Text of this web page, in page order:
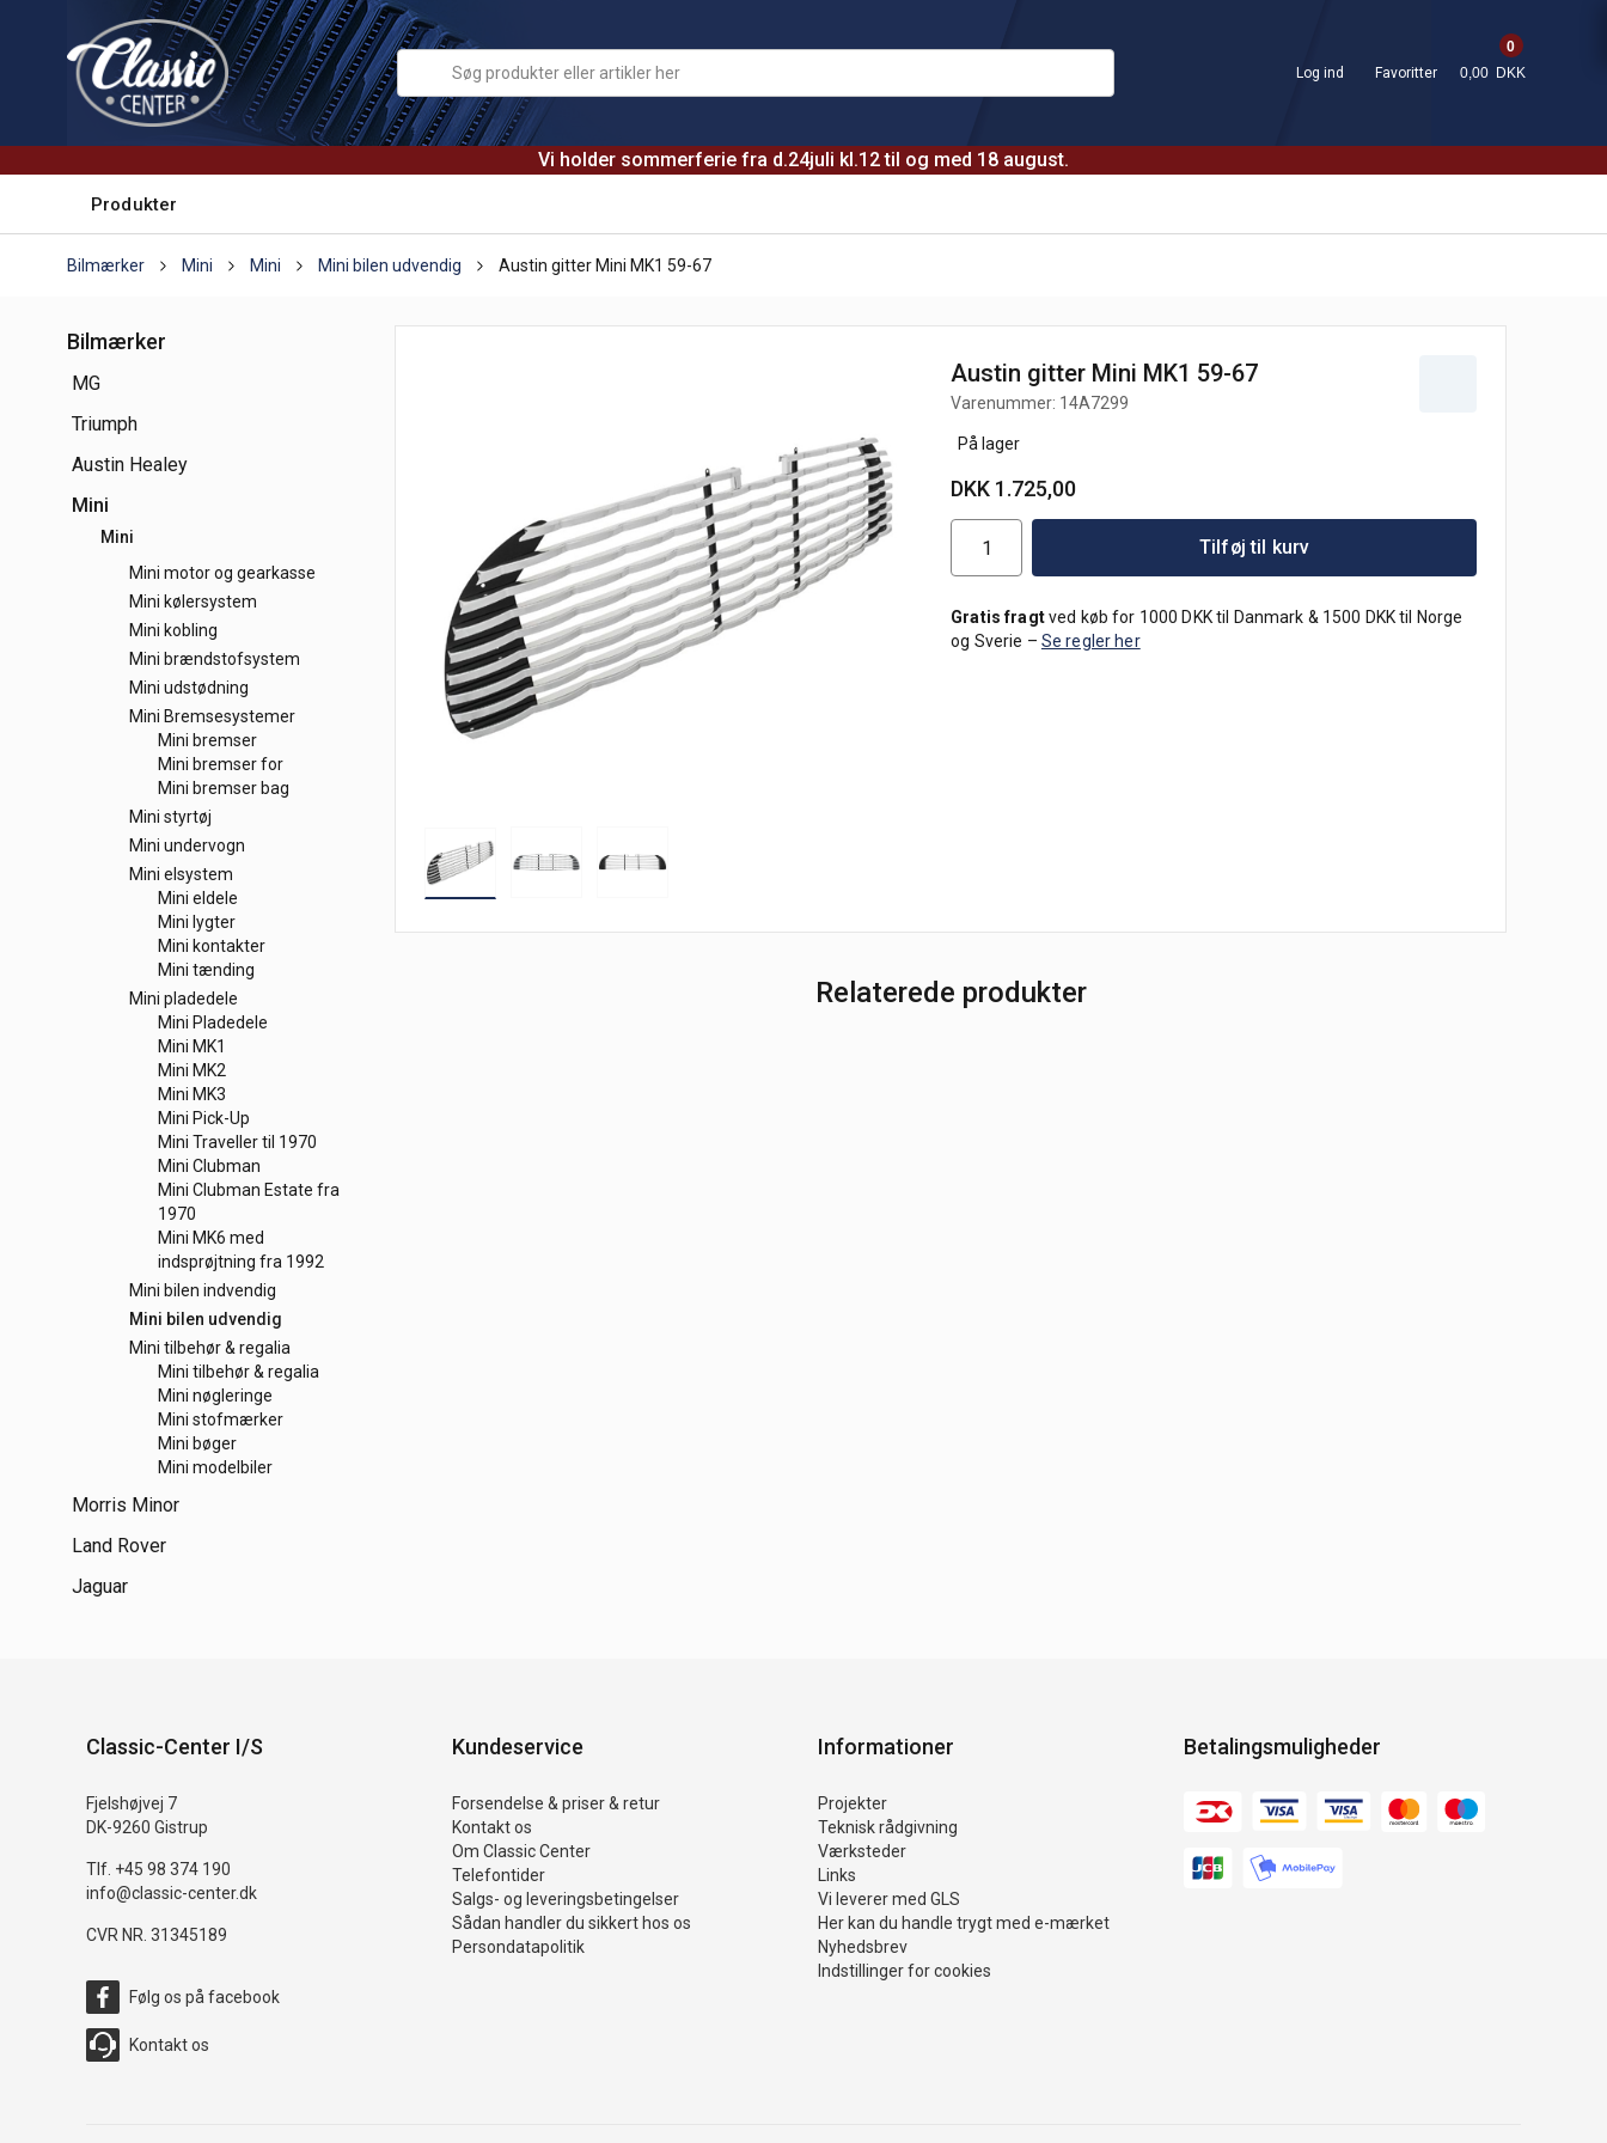
Vi holder sommerferie fra d.24juli kl.12 til og med 18 august.
Log ind Favoritter
0
0,00 DKK
Produkter
Bilmærker Mini Mini Mini bilen udvendig Austin gitter Mini MK1 59-67
Bilmærker
MG
Triumph
Austin Healey
Mini
Mini
Mini motor og gearkasse
Mini kølersystem
Mini kobling
Mini brændstofsystem
Mini udstødning
Mini Bremsesystemer
Mini bremser
Mini bremser for
Mini bremser bag
Mini styrtøj
Mini undervogn
Mini elsystem
Mini eldele
Mini lygter
Mini kontakter
Mini tænding
Mini pladedele
Mini Pladedele
Mini MK1
Mini MK2
Mini MK3
Mini Pick-Up
Mini Traveller til 1970
Mini Clubman
Mini Clubman Estate fra
1970
Mini MK6 med
indsprøjtning fra 1992
Mini bilen indvendig
Mini bilen udvendig
Mini tilbehør & regalia
Mini tilbehør & regalia
Mini nøgleringe
Mini stofmærker
Mini bøger
Mini modelbiler
Morris Minor
Land Rover
Jaguar
Austin gitter Mini MK1 59-67
Varenummer: 14A7299
På lager
DKK 1.725,00
Tilføj til kurv
Gratis fragtved køb for 1000 DKK til Danmark & 1500 DKK til Norge
og Sverie – Se regler her
Relaterede produkter
Classic-Center I/S
Fjelshøjvej 7
DK-9260 Gistrup
Tlf. +45 98 374 190
info@classic-center.dk
CVR NR. 31345189
Følg os på facebook
Kontakt os
Kundeservice
Forsendelse & priser & retur
Kontakt os
Om Classic Center
Telefontider
Salgs- og leveringsbetingelser
Sådan handler du sikkert hos os
Persondatapolitik
Informationer
Projekter
Teknisk rådgivning
Værksteder
Links
Vi leverer med GLS
Her kan du handle trygt med e-mærket
Nyhedsbrev
Indstillinger for cookies
Betalingsmuligheder